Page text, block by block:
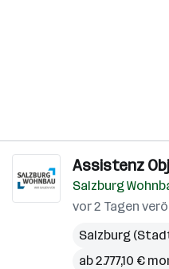
Assistenz
Salzburg
vor 2 Tagen
Salzburg
ab 2.777,10 €